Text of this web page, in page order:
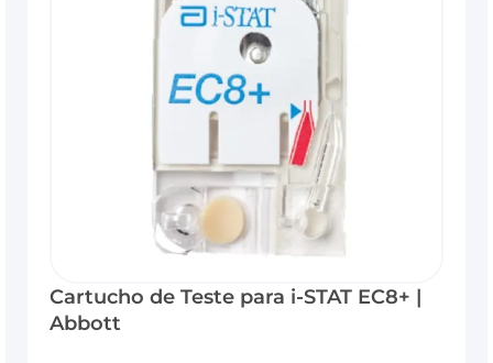
Cartucho de Teste para i-STAT EC8+ |
Abbott